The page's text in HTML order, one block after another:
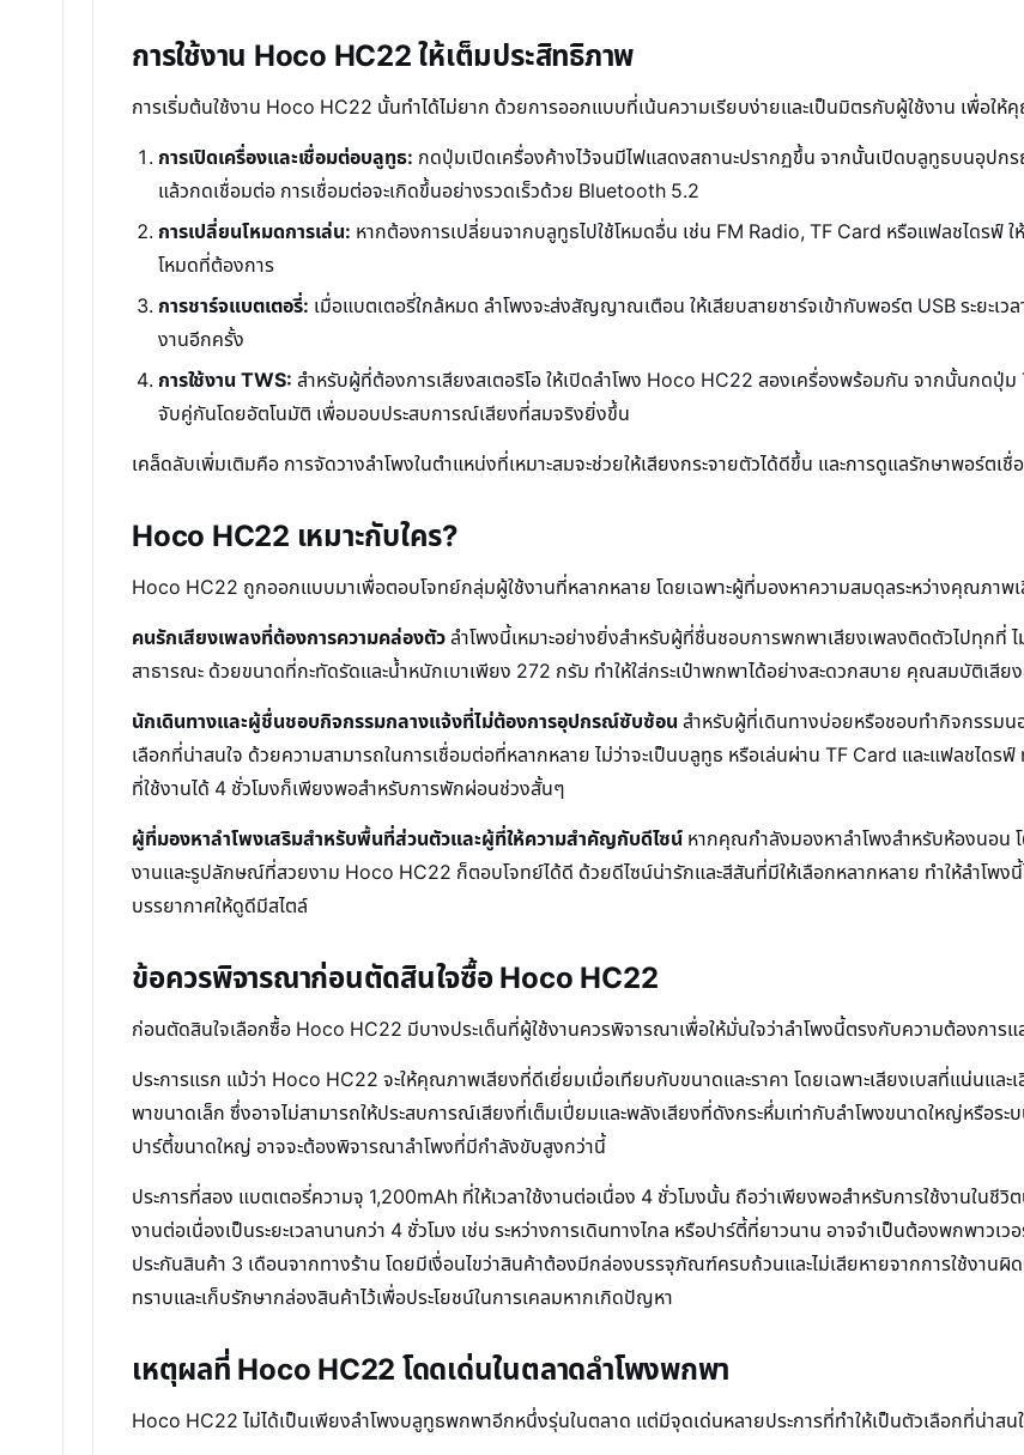
การใช้งาน Hoco HC22 ให้เต็มประสิทธิภาพ
การเริ่มต้นใช้งาน Hoco HC22 นั้นทำได้ไม่ยาก ด้วยการออกแบบที่เน้นความเรียบง่ายและเป็นมิตรกับผู้ใช้งาน เพื่อใ
การเปิดเครื่องและเชื่อมต่อบลูทูธ: กดปุ่มเปิดเครื่องค้างไว้จนมีไฟแสดงสถานะปรากฏขึ้น จากนั้นเปิดบลูทูธบนอุป
แล้วกดเชื่อมต่อ การเชื่อมต่อจะเกิดขึ้นอย่างรวดเร็วด้วย Bluetooth 5.2
การเปลี่ยนโหมดการเล่น: หากต้องการเปลี่ยนจากบลูทูธไปใช้โหมดอื่น เช่น FM Radio, TF Card หรือแฟลชไดร
โหมดที่ต้องการ
การชาร์จแบตเตอรี่: เมื่อแบตเตอรี่ใกล้หมด ลำโพงจะส่งสัญญาณเตือน ให้เสียบสายชาร์จเข้ากับพอร์ต USB ระยะเว
งานอีกครั้ง
การใช้งาน TWS: สำหรับผู้ที่ต้องการเสียงสเตอริโอ ให้เปิดลำโพง Hoco HC22 สองเครื่องพร้อมกัน จากนั้นกดปุ่ม
จับคู่กันโดยอัตโนมัติ เพื่อมอบประสบการณ์เสียงที่สมจริงยิ่งขึ้น
เคล็ดลับเพิ่มเติมคือ การจัดวางลำโพงในตำแหน่งที่เหมาะสมจะช่วยให้เสียงกระจายตัวได้ดีขึ้น และการดูแลรักษาพอร์ต
Hoco HC22 เหมาะกับใคร?
Hoco HC22 ถูกออกแบบมาเพื่อตอบโจทย์กลุ่มผู้ใช้งานที่หลากหลาย โดยเฉพาะผู้ที่มองหาความสมดุลระหว่างคุณภาพ
คนรักเสียงเพลงที่ต้องการความคล่องตัวลำโพงนี้เหมาะอย่างยิ่งสำหรับผู้ที่ชื่นชอบการพกพาเสียงเพลงติดตัวไปทุกที่
สาธารณะ ด้วยขนาดที่กะทัดรัดและน้ำหนักเบาเพียง 272 กรัม ทำให้ใส่กระเป๋าพกพาได้อย่างสะดวกสบาย คุณสมบัติเสีย
นักเดินทางและผู้ชื่นชอบกิจกรรมกลางแจ้งที่ไม่ต้องการอุปกรณ์ซับซ้อน สำหรับผู้ที่เดินทางบ่อยหรือชอบทำกิจกรรม
เลือกที่น่าสนใจ ด้วยความสามารถในการเชื่อมต่อที่หลากหลาย ไม่ว่าจะเป็นบลูทูธ หรือเล่นผ่าน TF Card และแฟลชไดร
ที่ใช้งานได้ 4 ชั่วโมงก็เพียงพอสำหรับการพักผ่อนช่วงสั้นๆ
ผู้ที่มองหาลำโพงเสริมสำหรับพื้นที่ส่วนตัวและผู้ที่ให้ความสำคัญกับดีไซน์ หากคุณกำลังมองหาลำโพงสำหรับห้องนอน
งานและรูปลักษณ์ที่สวยงาม Hoco HC22 ก็ตอบโจทย์ได้ดี ด้วยดีไซน์น่ารักและสีสันที่มีให้เลือกหลากหลาย ทำให้ลำโพง
บรรยากาศให้ดูดีมีสไตล์
ข้อควรพิจารณาก่อนตัดสินใจซื้อ Hoco HC22
ก่อนตัดสินใจเลือกซื้อ Hoco HC22 มีบางประเด็นที่ผู้ใช้งานควรพิจารณาเพื่อให้มั่นใจว่าลำโพงนี้ตรงกับความต้องกา
ประการแรก แม้ว่า Hoco HC22 จะให้คุณภาพเสียงที่ดีเยี่ยมเมื่อเทียบกับขนาดและราคา โดยเฉพาะเสียงเบสที่แน่นแล
พาขนาดเล็ก ซึ่งอาจไม่สามารถให้ประสบการณ์เสียงที่เต็มเปี่ยมและพลังเสียงที่ดังกระหึ่มเท่ากับลำโพงขนาดใหญ่หรือร
ปาร์ตี้ขนาดใหญ่ อาจจะต้องพิจารณาลำโพงที่มีกำลังขับสูงกว่านี้
ประการที่สอง แบตเตอรี่ความจุ 1,200mAh ที่ให้เวลาใช้งานต่อเนื่อง 4 ชั่วโมงนั้น ถือว่าเพียงพอสำหรับการใช้งานใน
งานต่อเนื่องเป็นระยะเวลานานกว่า 4 ชั่วโมง เช่น ระหว่างการเดินทางไกล หรือปาร์ตี้ที่ยาวนาน อาจจำเป็นต้องพกพาว
ประกันสินค้า 3 เดือนจากทางร้าน โดยมีเงื่อนไขว่าสินค้าต้องมีกล่องบรรจุภัณฑ์ครบถ้วนและไม่เสียหายจากการใช้งาน
ทราบและเก็บรักษากล่องสินค้าไว้เพื่อประโยชน์ในการเคลมหากเกิดปัญหา
เหตุผลที่ Hoco HC22 โดดเด่นในตลาดลำโพงพกพา
Hoco HC22 ไม่ได้เป็นเพียงลำโพงบลูทูธพกพาอีกหนึ่งรุ่นในตลาด แต่มีจุดเด่นหลายประการที่ทำให้เป็นตัวเลือกที่น่าสน